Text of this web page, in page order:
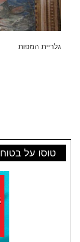
טוסו על בטוח
גלריית המפות